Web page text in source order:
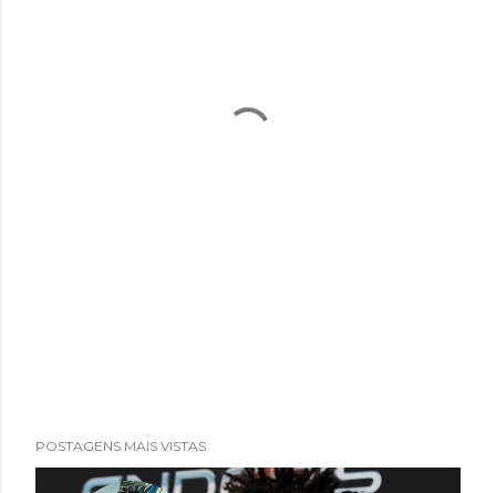
POSTAGENS MAIS VISTAS